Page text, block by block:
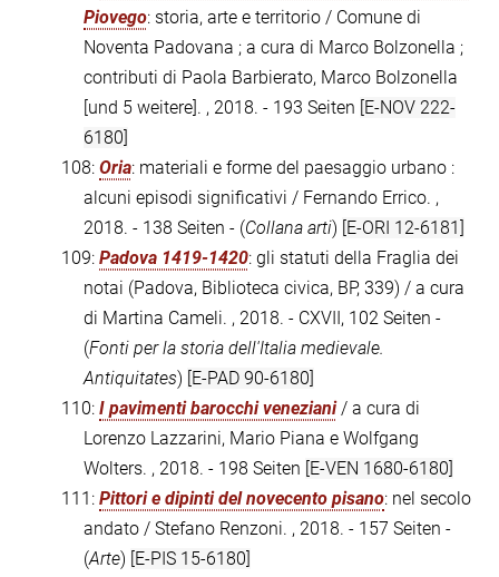
Piovego: storia, arte e territorio / Comune di
Noventa Padovana ; a cura di Marco Bolzonella ;
contributi di Paola Barbierato, Marco Bolzonella
[und 5 weitere]. , 2018. - 193 Seiten [E-NOV 222-
6180]
108: Oria: materiali e forme del paesaggio urbano :
alcuni episodi significativi / Fernando Errico. ,
2018. - 138 Seiten - (Collana arti) [E-ORI 12-6181]
109: Padova 1419-1420: gli statuti della Fraglia dei
notai (Padova, Biblioteca civica, BP, 339) / a cura
di Martina Cameli. , 2018. - CXVII, 102 Seiten -
(Fonti per la storia dell'Italia medievale.
Antiquitates) [E-PAD 90-6180]
110: I pavimenti barocchi veneziani/ a cura di
Lorenzo Lazzarini, Mario Piana e Wolfgang
Wolters. , 2018. - 198 Seiten [E-VEN 1680-6180]
111: Pittori e dipinti del novecento pisano: nel secolo
andato / Stefano Renzoni. , 2018. - 157 Seiten -
(Arte) [E-PIS 15-6180]